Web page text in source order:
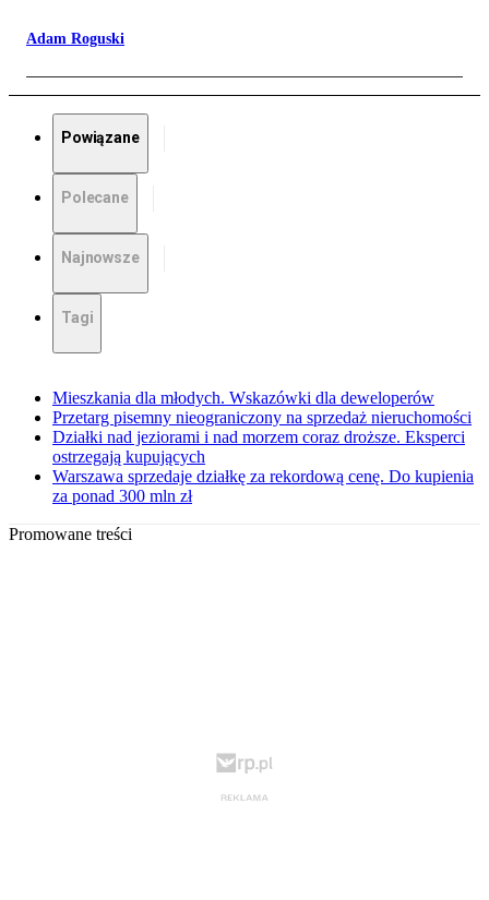
Adam Roguski
Powiązane
Polecane
Najnowsze
Tagi
Mieszkania dla młodych. Wskazówki dla deweloperów
Przetarg pisemny nieograniczony na sprzedaż nieruchomości
Działki nad jeziorami i nad morzem coraz droższe. Eksperci
ostrzegają kupujących
Warszawa sprzedaje działkę za rekordową cenę. Do kupienia
za ponad 300 mln zł
Promowane treści